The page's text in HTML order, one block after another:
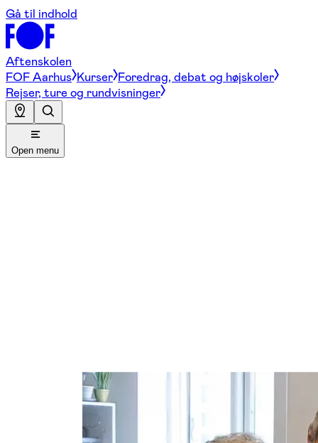
Gå til indhold
Aftenskolen
FOF Aarhus Kurser Foredrag, debat og højskoler
Rejser, ture og rundvisninger
Open menu